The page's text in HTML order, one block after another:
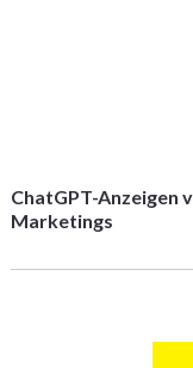
ChatGPT-Anzeigen
Marketings